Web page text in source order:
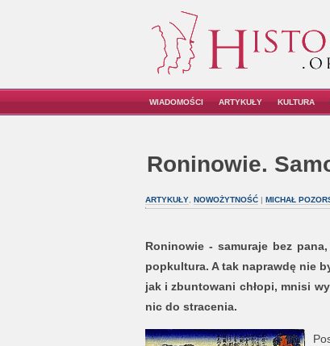
WIADOMOŚCI ARTYKUŁY KULTURA
Roninowie.
ARTYKUŁY, NOWOŻYTNOŚĆ| MICHAŁ
Roninowie - samuraje bez
popkultura. A tak naprawdę nie
jak i zbuntowani chłopi, mnisi
nic do stracenia.